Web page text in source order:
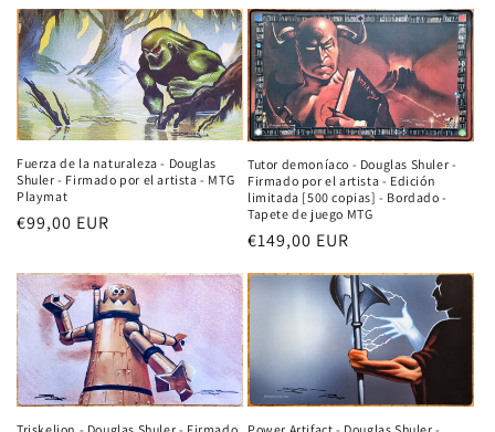
Fuerza de la naturaleza - Douglas
Shuler - Firmado por el artista - MTG
Playmat
Precio
€99,00 EUR
Tutor demoníaco - Douglas Shuler -
Firmado por el artista - Edición
limitada [500 copias] - Bordado -
Tapete de juego MTG
Precio
€149,00 EUR